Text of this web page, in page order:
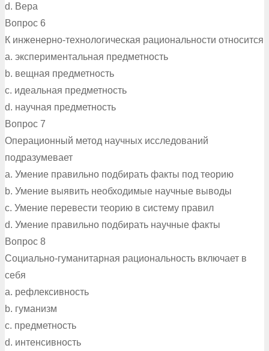
d. Вера
Вопрос 6
К инженерно-технологическая рациональности относится
a. экспериментальная предметность
b. вещная предметность
c. идеальная предметность
d. научная предметность
Вопрос 7
Операционный метод научных исследований
подразумевает
a. Умение правильно подбирать факты под теорию
b. Умение выявить необходимые научные выводы
c. Умение перевести теорию в систему правил
d. Умение правильно подбирать научные факты
Вопрос 8
Социально-гуманитарная рациональность включает в
себя
a. рефлексивность
b. гуманизм
c. предметность
d. интенсивность